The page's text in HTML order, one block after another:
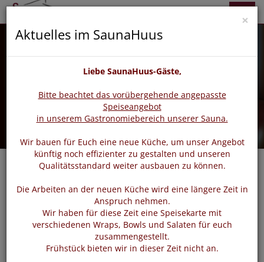
zurück
Login
Bitte loggen Sie sich mit dem untenstehenden Formular
×
Aktuelles im SaunaHuus
Liebe SaunaHuus-Gäste,
Bitte beachtet das vorübergehende angepasste
Speiseangebot
in unserem Gastronomiebereich unserer Sauna.
Wir bauen für Euch eine neue Küche, um unser Angebot
künftig noch effizienter zu gestalten und unseren
Qualitätsstandard weiter ausbauen zu können.
Die Arbeiten an der neuen Küche wird eine längere Zeit in
Anspruch nehmen.
Wir haben für diese Zeit eine Speisekarte mit
verschiedenen Wraps, Bowls und Salaten für euch
zusammengestellt.
Frühstück bieten wir in dieser Zeit nicht an.